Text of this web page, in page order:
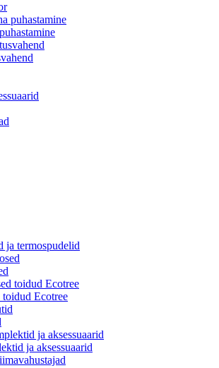
ja termospudelid
Ecotree
ja aksessuaarid